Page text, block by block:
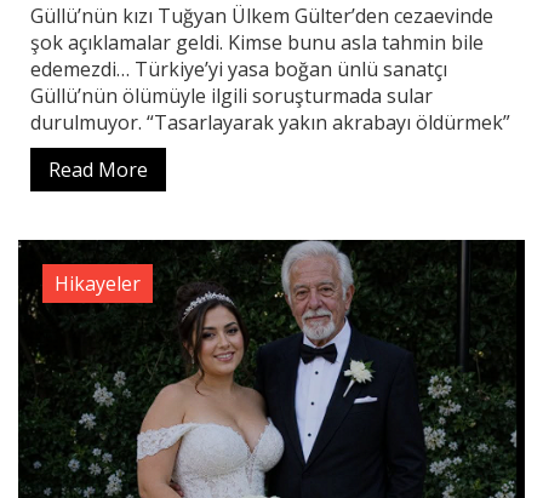
Güllü’nün kızı Tuğyan Ülkem Gülter’den cezaevinde
şok açıklamalar geldi. Kimse bunu asla tahmin bile
edemezdi… Türkiye’yi yasa boğan ünlü sanatçı
Güllü’nün ölümüyle ilgili soruşturmada sular
durulmuyor. “Tasarlayarak yakın akrabayı öldürmek”
Read More
Hikayeler